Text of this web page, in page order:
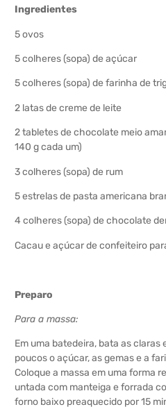
Ingredientes
5 ovos
5 colheres (sopa) de açúcar
5 colheres (sopa) de farinha de
2 latas de creme de leite
2 tabletes de chocolate meio
140 g cada um)
3 colheres (sopa) de rum
5 estrelas de pasta americana
4 colheres (sopa) de chocolate
Cacau e açúcar de confeiteiro
Preparo
Para a massa:
Em uma batedeira, bata as
poucos o açúcar, as gemas e a
Coloque a massa em uma forma
untada com manteiga e forrada
forno baixo preaquecido por 15